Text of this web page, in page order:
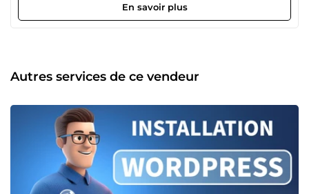
(site vitrine, e-commerce, landing page, sur mesure)
Développement d’applications mobiles (Android &amp;
solutions techniques personnalisées Au-delà de la
technique, ma priorité est simple : la réussite de votre
pleinement, avec rigueur, méthode et exigence. J’accorde
une grande importance aux détails, à la qualité du travail
livré et à la compréhension réelle de vos besoins. Je me
considère comme un véritable artisan du digital :
quelqu’un qui cherche constamment à approfondir ses
compétences, à maîtriser ses outils et à produire des
solutions solides, performantes et durables. ⚙️ Mon objectif
En savoir plus
Autres services de ce vendeur